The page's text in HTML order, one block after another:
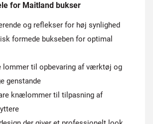
for Maitland bukser
og reflekser for høj synlighed
formede bukseben for optimal
lommer til opbevaring af værktøj og
genstande
knælommer til tilpasning af